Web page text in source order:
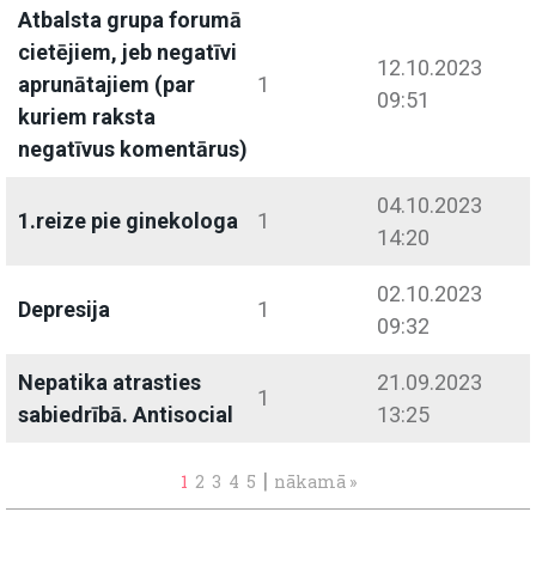
Atbalsta grupa forumā
cietējiem, jeb negatīvi
aprunātajiem (par
kuriem raksta
negatīvus komentārus)
1
12.10.2023
09:51
1.reize pie ginekologa 1
04.10.2023
14:20
Depresija 1
02.10.2023
09:32
Nepatika atrasties
sabiedrībā. Antisocial
1
21.09.2023
13:25
1 2 3 4 5 | nākamā »